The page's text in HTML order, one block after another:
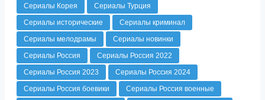
Сериалы Корея
Сериалы Турция
Сериалы исторические
Сериалы криминал
Сериалы мелодрамы
Сериалы новинки
Сериалы Россия
Сериалы Россия 2022
Сериалы Россия 2023
Сериалы Россия 2024
Сериалы Россия боевики
Сериалы Россия военные